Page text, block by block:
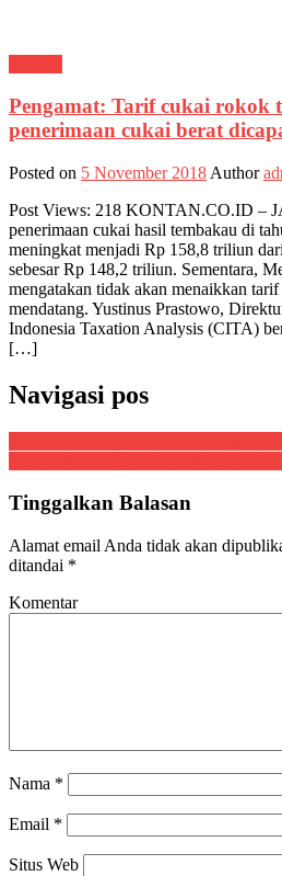
Pengamat: Tarif cukai rokok
penerimaan cukai berat
Posted on 5 November 2018 Author
Post Views: 218 KONTAN.CO.ID –
penerimaan cukai hasil tembakau di
meningkat menjadi Rp 158,8 triliun
sebesar Rp 148,2 triliun. Sementara,
mengatakan tidak akan menaikkan
mendatang. Yustinus Prastowo,
Indonesia Taxation Analysis (CITA)
[…]
Navigasi pos
Tinggalkan Balasan
Alamat email Anda tidak akan
ditandai *
Komentar
Nama *
Email *
Situs Web